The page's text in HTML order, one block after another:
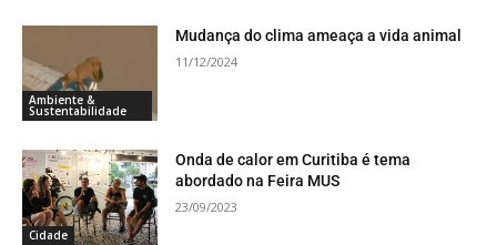
Ambiente &
Sustentabilidade
Mudança do clima ameaça a vida animal
11/12/2024
Cidade
Onda de calor em Curitiba é tema
abordado na Feira MUS
23/09/2023